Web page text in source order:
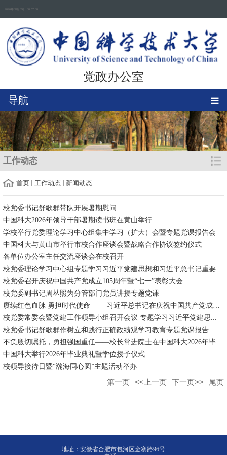
2026年08月09日 00:57:00
党政办公室
导航
工作动态
首页 工作动态 新闻动态
校党委书记舒歌群带队开展暑期慰问
中国科大2026年领导干部暑期读书班在黄山举行
学校举行党委理论学习中心组集中学习（扩大）会暨专题党课报告会
中国科大与黄山市举行市校合作座谈会暨战略合作协议签约仪式
各单位办公室主任交流座谈会在校召开
校党委理论学习中心组专题学习习近平党建思想和习近平总书记重要...
校党委召开庆祝中国共产党成立105周年暨“七一”表彰大会
校党委副书记周丛照为分管部门党员讲授专题党课
校党委常委会暨党建工作领导小组召开会议 专题学习习近平党建思...
校党委书记舒歌群作树立和践行正确政绩观学习教育专题党课报告
中国科大举行2026年毕业典礼暨学位授予仪式
校领导接待日暨“瀚海同心圆”主题活动举办
第一页 <<上一页 下一页>> 尾页
地址：安徽省合肥市包河区金寨路96号